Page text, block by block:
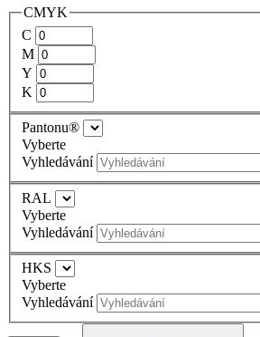
CMYK
C
M
Y
K
Pantonu®
Vyberte
Vyhledávání
RAL
Vyberte
Vyhledávání
HKS
Vyberte
Vyhledávání